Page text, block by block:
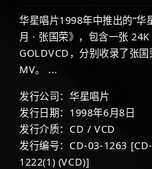
华星唱片1998年中推出的“华
月 · 张国荣》，包含一张
GOLDVCD，分别收录了张
MV。 ...
发行公司：华星唱片
发行日期：1998年6月8日
发行介质：CD / VCD
发行编号：CD-03-1263
1222(1) (VCD)]